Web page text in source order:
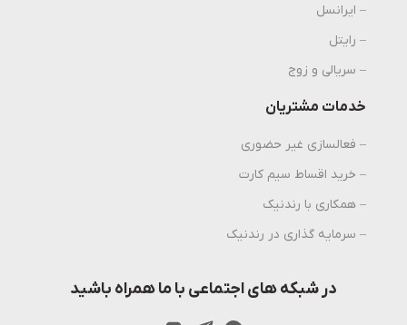
– ایرانسل
– رایتل
– سریالی و زوج
خدمات مشتریان
– فعالسازی غیر حضوری
– خرید اقساط سیم کارت
– همکاری با رندنیک
– سرمایه گذاری در رندنیک
در شبکه های اجتماعی با ما همراه باشید